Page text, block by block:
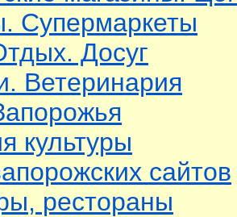
Супермаркеты
Досуг
Ветеринария
культуры
сайтов
рестораны